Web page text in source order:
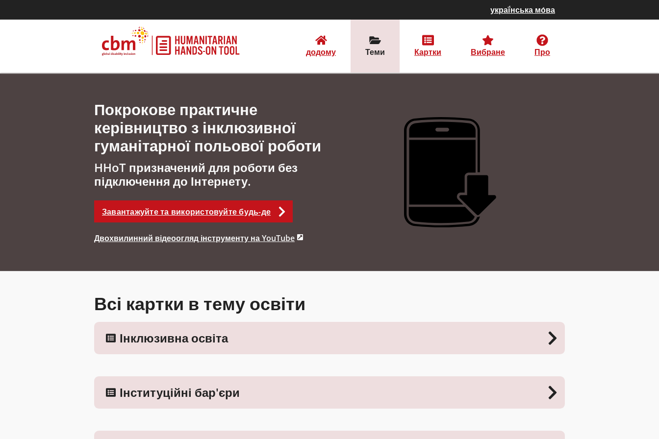
додому Теми Картки Вибране Про
Покрокове практичне
керівництво з інклюзивної
гуманітарної польової роботи
HHoT призначений для роботи без
підключення до Інтернету.
Завантажуйте та використовуйте будь-де
Двохвилинний відеоогляд інструменту на YouTube
украї́нська мо́ва
Всі картки в тему освіти
Інклюзивна освіта
Інституційні бар'єри